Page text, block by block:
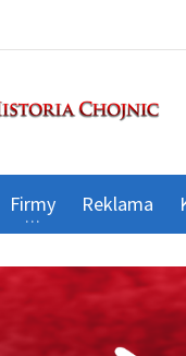
Firmy Reklama